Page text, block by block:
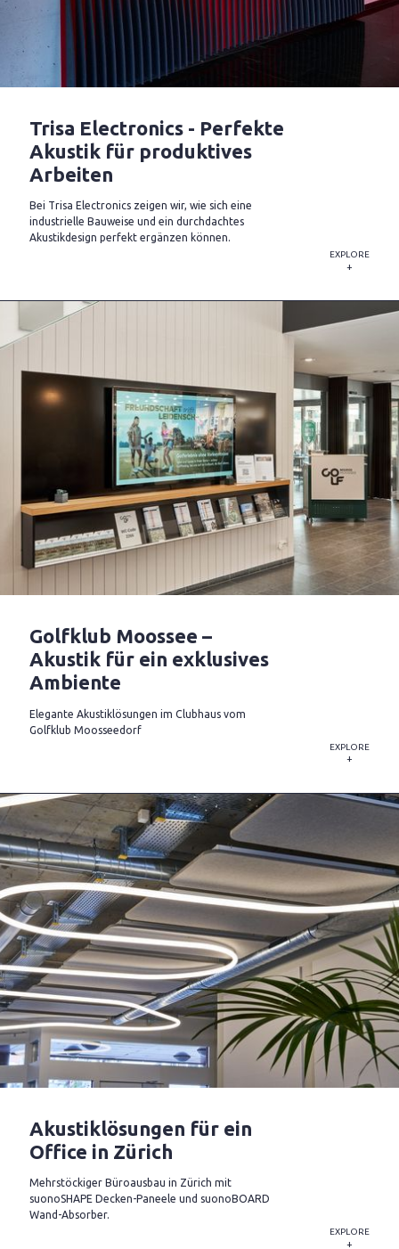
Trisa Electronics - Perfekte
Akustik für produktives
Arbeiten
Bei Trisa Electronics zeigen wir, wie sich eine
industrielle Bauweise und ein durchdachtes
Akustikdesign perfekt ergänzen können.
EXPLORE
+
Golfklub Moossee –
Akustik für ein exklusives
Ambiente
Elegante Akustiklösungen im Clubhaus vom
Golfklub Moosseedorf
EXPLORE
+
Akustiklösungen für ein
Office in Zürich
Mehrstöckiger Büroausbau in Zürich mit
suonoSHAPE Decken-Paneele und suonoBOARD
Wand-Absorber.
EXPLORE
+